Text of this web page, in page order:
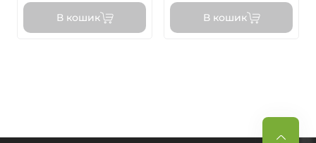
В кошик В кошик